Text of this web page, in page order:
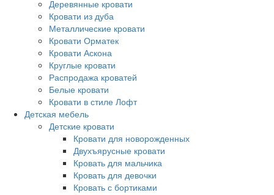
Деревянные кровати
Кровати из дуба
Металлические кровати
Кровати Орматек
Кровати Аскона
Круглые кровати
Распродажа кроватей
Белые кровати
Кровати в стиле Лофт
Детская мебель
Детские кровати
Кровати для новорожденных
Двухъярусные кровати
Кровать для мальчика
Кровать для девочки
Кровать с бортиками